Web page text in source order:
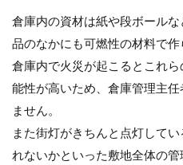
ても
認定
され
ない
こと
も
倉
庫
倉庫内の資材は紙や段ボール
品のなかにも可燃性の材料で作
倉庫内で火災が起こるとこれ
能性が高いため、倉庫管理主
ません。
また街灯がきちんと点灯して
れないかといった敷地全体の